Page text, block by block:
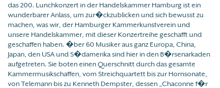
das 200. Lunchkonzert in der Handelskammer Hamburg ist ein
wunderbarer Anlass, um zur�ckzublicken und sich bewusst zu
machen, was wir, der Hamburger Kammerkunstverein und
unsere Handelskammer, mit dieser Konzertreihe geschafft und
geschaffen haben. �ber 60 Musiker aus ganz Europa, China,
Japan, den USA und S�damerika sind hier in den B�rsenarkaden
aufgetreten. Sie boten einen Querschnitt durch das gesamte
Kammermusikschaffen, vom Streichquartett bis zur Hornsonate,
von Telemann bis zu Kenneth Dempster, dessen „Chaconne f�r